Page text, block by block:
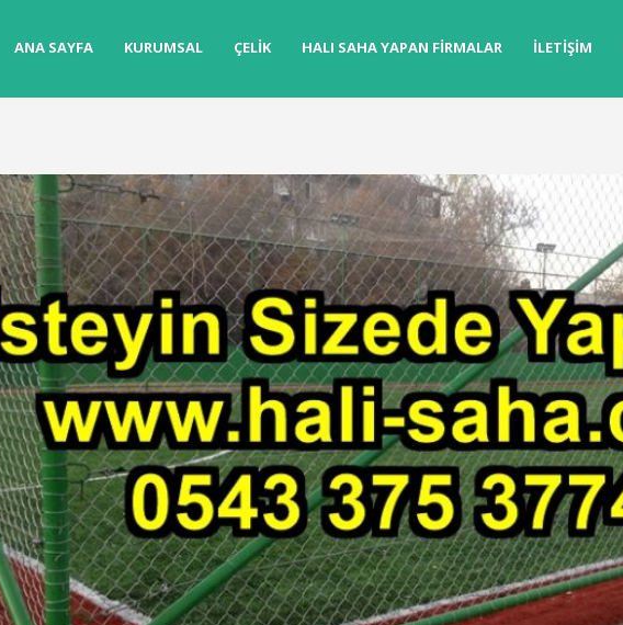
ANA SAYFA KURUMSAL ÇELIK HALI SAHA YAPAN FIRMALAR İLETIŞIM